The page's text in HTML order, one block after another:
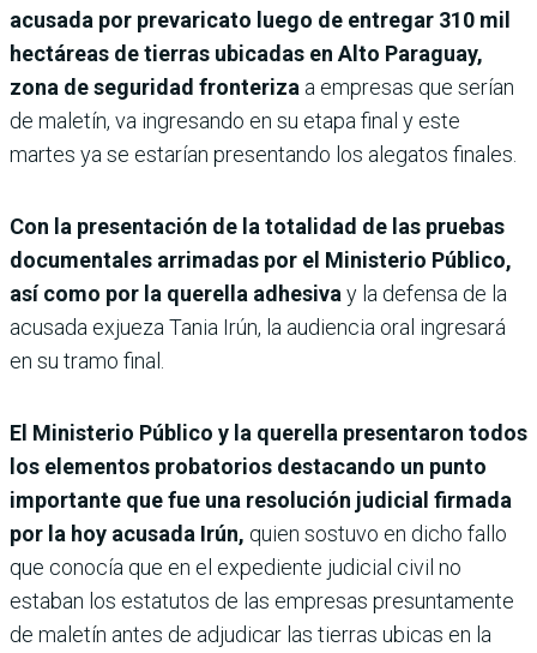
acusada por prevaricato luego de entregar 310 mil
hectáreas de tierras ubicadas en Alto Paraguay,
zona de seguridad fronteriza a empresas que serían
de maletín, va ingresando en su etapa final y este
martes ya se estarían presentando los alegatos finales.
Con la presentación de la totalidad de las pruebas
documentales arrimadas por el Ministerio Público,
así como por la querella adhesiva y la defensa de la
acusada exjueza Tania Irún, la audiencia oral ingresará
en su tramo final.
El Ministerio Público y la querella presentaron todos
los elementos probatorios destacando un punto
importante que fue una resolución judicial firmada
por la hoy acusada Irún, quien sostuvo en dicho fallo
que conocía que en el expediente judicial civil no
estaban los estatutos de las empresas presuntamente
de maletín antes de adjudicar las tierras ubicas en la